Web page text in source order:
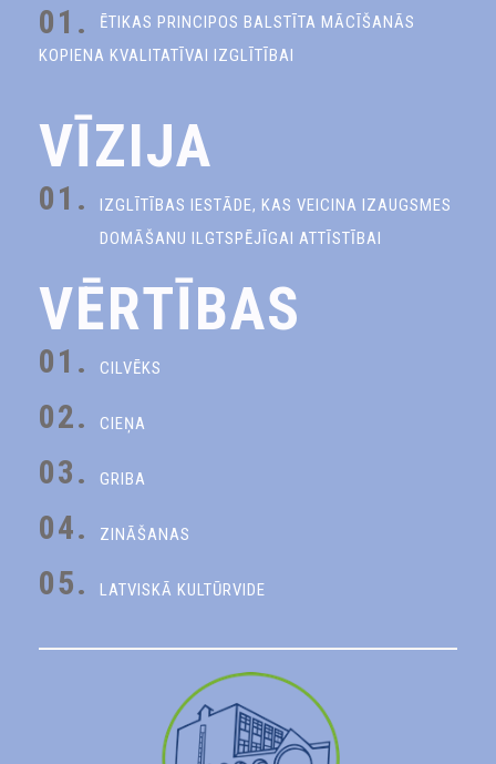
01.
ĒTIKAS PRINCIPOS BALSTĪTA MĀCĪŠANĀS
KOPIENA KVALITATĪVAI IZGLĪTĪBAI
VĪZIJA
01.
IZGLĪTĪBAS IESTĀDE, KAS VEICINA IZAUGSMES
DOMĀŠANU ILGTSPĒJĪGAI ATTĪSTĪBAI
VĒRTĪBAS
01. CILVĒKS
02. CIEŅA
03. GRIBA
04. ZINĀŠANAS
05. LATVISKĀ KULTŪRVIDE